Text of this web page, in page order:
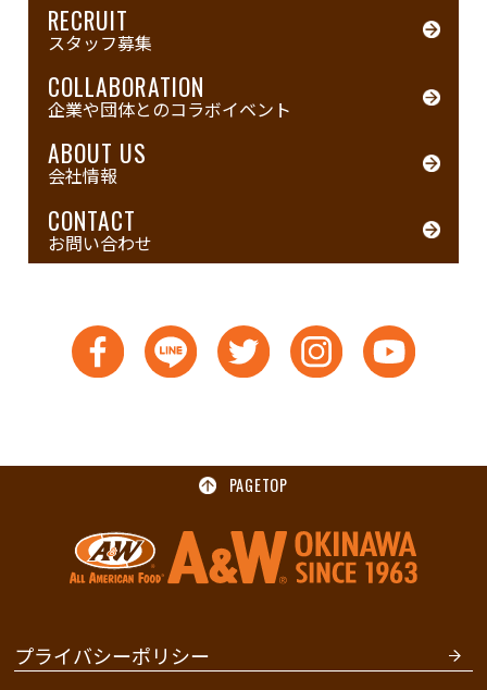
RECRUIT
スタッフ募集
COLLABORATION
企業や団体とのコラボイベント
ABOUT US
会社情報
CONTACT
お問い合わせ
PAGETOP
プライバシーポリシー